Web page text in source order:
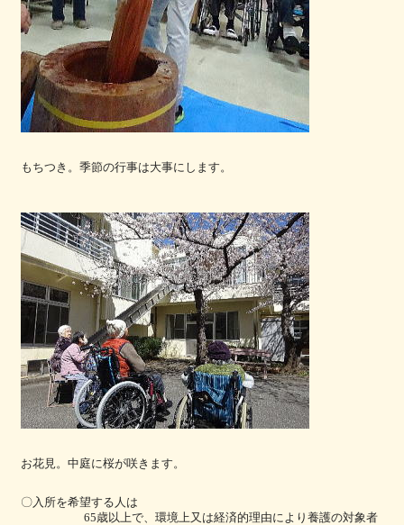
もちつき。季節の行事は大事にします。
お花見。中庭に桜が咲きます。
〇入所を希望する人は
65歳以上で、環境上又は経済的理由により養護の対象者